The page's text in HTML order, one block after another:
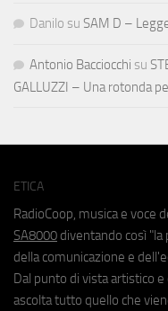
Danilo su SAM D –
Antonio Bacciocchi su
GALLUZZI – Una rotonda
ETICA
RadioCoop, musica e voce
SA8000 diventando così
della comunicazione e
Dal punto di vista artistico
ascolta tutto quello che